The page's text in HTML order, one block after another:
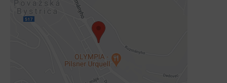
Externý obsah je blokovaný Voľbami
súkromia
Prajete si načítať externý obsah?
Povoliť tentokrát